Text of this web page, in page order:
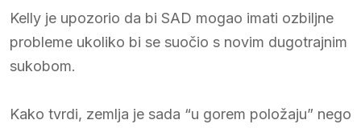
Kelly je upozorio da bi SAD mogao imati ozbiljne
probleme ukoliko bi se suočio s novim dugotrajnim
sukobom.
Kako tvrdi, zemlja je sada “u gorem položaju” nego